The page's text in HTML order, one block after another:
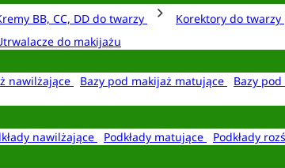
BB, CC, DD do twarzy Korektory do twarzy
do makijażu
nawilżające Bazy pod makijaż matujące Bazy
nawilżające Podkłady matujące Podkłady